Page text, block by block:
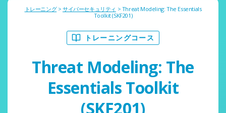
トレーニング> サイバーセキュリティ > Threat Modeling: The Essentials
Toolkit (SKF201)
トレーニングコース
Threat Modeling: The
Essentials Toolkit
(SKF201)